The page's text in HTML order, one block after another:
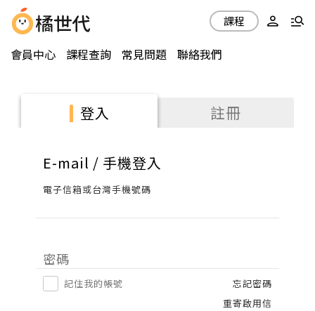
會員中心 課程查詢 常見問題 聯絡我們
課程
登入 註冊
E-mail / 手機登入
電子信箱或台灣手機號碼
密碼
記住我的帳號
忘記密碼
重寄啟用信